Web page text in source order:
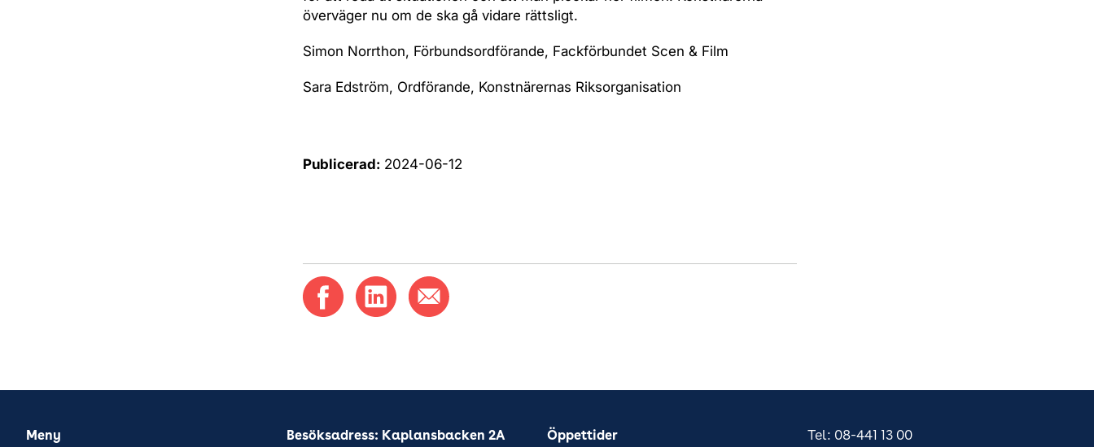
överväger nu om de ska gå vidare rättsligt.
Simon Norrthon, Förbundsordförande, Fackförbundet Scen & Film
Sara Edström, Ordförande, Konstnärernas Riksorganisation
Publicerad: 2024-06-12
Meny Besöksadress: Kaplansbacken 2A Öppettider
Tel: 08-441 13 00